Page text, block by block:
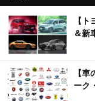
【
＆新
【
ーク